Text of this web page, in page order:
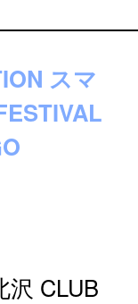
スマ
沢 CLUB